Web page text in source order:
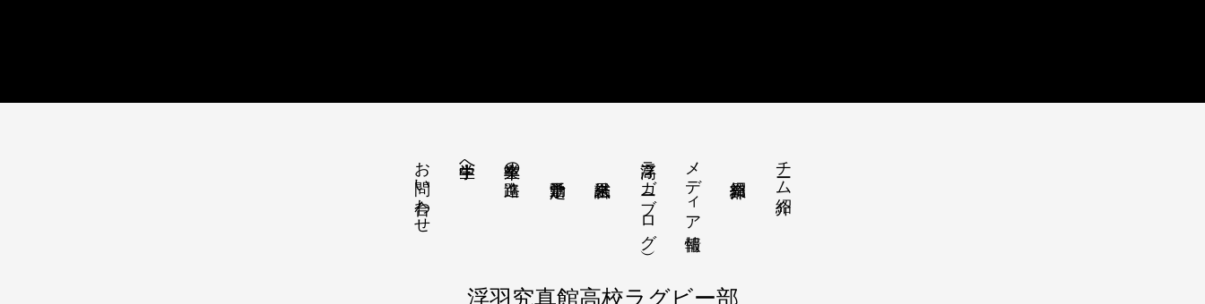
チーム紹介
メディア情報
浮高ラガー（ブログ）
卒業生の進路
中学生へ
お問い合わせ
浮羽究真館高校ラグビー部